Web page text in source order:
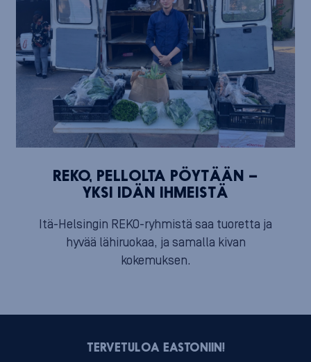
REKO, PELLOLTA PÖYTÄÄN –
YKSI IDÄN IHMEISTÄ
Itä-Helsingin REKO-ryhmistä saa tuoretta ja
hyvää lähiruokaa, ja samalla kivan
kokemuksen.
TERVETULOA EASTONIIN!